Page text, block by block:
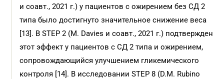
и соавт., 2021 г.) у пациентов с ожирением без СД 2
типа было достигнуто значительное снижение веса
[13]. В STEP 2 (M. Davies и соавт., 2021 г.) подтвержден
этот эффект у пациентов с СД 2 типа и ожирением,
сопровождающийся улучшением гликемического
контроля [14]. В исследовании STEP 8 (D.M. Rubino